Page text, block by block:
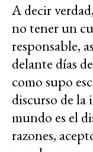
A decir
no tener un
responsable,
delante días
como supo
discurso de
mundo es el
razones,